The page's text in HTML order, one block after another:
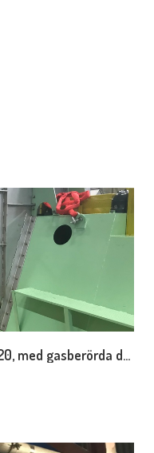
Direktdrivna torkfläktar KMP-2-1120, med gasberörda delar i rostfritt stål och specialmålat stålfundament